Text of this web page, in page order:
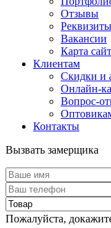
Отзывы
Реквизиты
Вакансии
Карта
Клиентам
Скидки и
Онлайн-
Вопрос-
Контакты
Вызвать замерщика
Пожалуйста,